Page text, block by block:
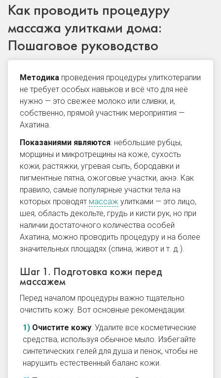
Как проводить процедуру
массажа улитками дома:
Пошаговое руководство
Методика проведения процедуры улиткотерапии
не требует особых навыков и всё что для неё
нужно — это свежее молоко или сливки, и,
собственно, прямой участник мероприятия —
Ахатина.
Показаниями являются: небольшие рубцы,
морщины и микротрещины на коже, сухость
кожи, растяжки, угревая сыпь, бородавки и
пигментные пятна, ожоговые участки, акнэ. Как
правило, самые популярные участки тела на
которых проводят массаж улитками — это лицо,
шея, область декольте, грудь и кисти рук, но при
наличии достаточного количества особей
Ахатина, можно проводить процедуру и на более
значительных площадях (спина, живот и т. д.).
Шаг 1. Подготовка кожи перед
массажем
Перед началом процедуры важно тщательно
очистить кожу. Вот основные рекомендации:
Очистите кожу: Удалите все косметические
средства, используя обычное мыло. Избегайте
синтетических гелей для душа и пенок, чтобы не
нарушить естественный баланс кожи.